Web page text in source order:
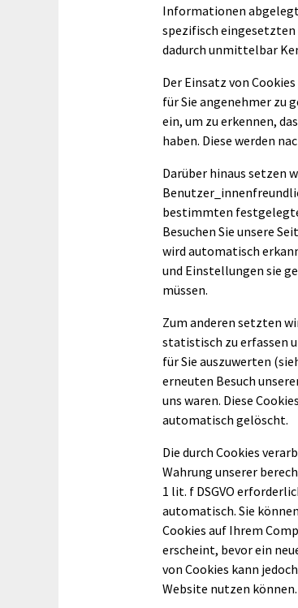
Informationen
spezifisch eingesetzten
dadurch unmittelbar
Der Einsatz von
für Sie angenehmer zu
ein, um zu erkennen,
haben. Diese werden
Darüber hinaus setzen
bestimmten
Besuchen Sie unsere
wird automatisch
und Einstellungen sie
müssen.
Zum anderen setzten
statistisch zu erfassen
für Sie auszuwerten
erneuten Besuch
uns waren. Diese
automatisch gelöscht.
Die durch Cookies
Wahrung unserer
1 lit. f DSGVO
automatisch. Sie
Cookies auf Ihrem
erscheint, bevor ein
von Cookies kann
Website nutzen können.